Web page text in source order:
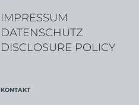
IMPRESSUM
DATENSCHUTZ
DISCLOSURE POLICY
KONTAKT